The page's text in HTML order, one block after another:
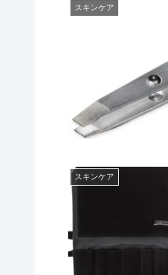
スキンケア
スキンケア